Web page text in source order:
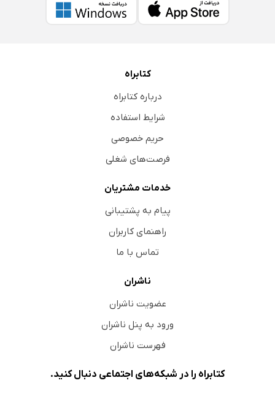
کتابراه
درباره کتابراه
شرایط استفاده
حریم خصوصی
فرصت‌های شغلی
خدمات مشتریان
پیام به پشتیبانی
راهنمای کاربران
تماس با ما
ناشران
عضویت ناشران
ورود به پنل ناشران
فهرست ناشران
کتابراه را در شبکه‌های اجتماعی دنبال کنید.